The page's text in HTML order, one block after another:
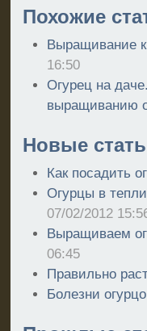
Похожие
Выращивание
16:50
Огурец на
выращиванию
Новые
Как посадить
Огурцы в
07/02/2012
Выращиваем
06:45
Правильно
Болезни